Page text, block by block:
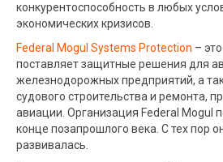
конкурентоспособность в любых
экономических кризисов.
Federal Mogul Systems Protection –
поставляет защитные решения для
железнодорожных предприятий, а
судового строительства и ремонта,
авиации. Организация Federal Mogul
конце позапрошлого века. С тех пор
развивалась.